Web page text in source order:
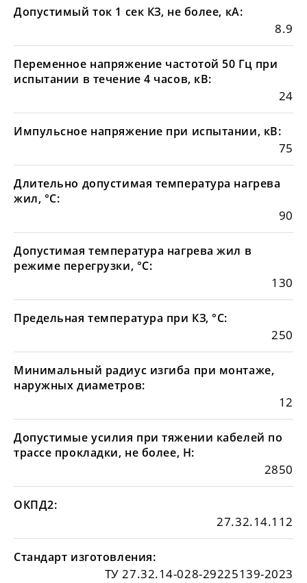
Допустимый ток 1 сек КЗ, не более, кА:
8.9
Переменное напряжение частотой 50 Гц при
испытании в течение 4 часов, кВ:
24
Импульсное напряжение при испытании, кВ:
75
Длительно допустимая температура нагрева
жил, °С:
90
Допустимая температура нагрева жил в
режиме перегрузки, °С:
130
Предельная температура при КЗ, °С:
250
Минимальный радиус изгиба при монтаже,
наружных диаметров:
12
Допустимые усилия при тяжении кабелей по
трассе прокладки, не более, Н:
2850
ОКПД2:
27.32.14.112
Стандарт изготовления:
ТУ 27.32.14-028-29225139-2023